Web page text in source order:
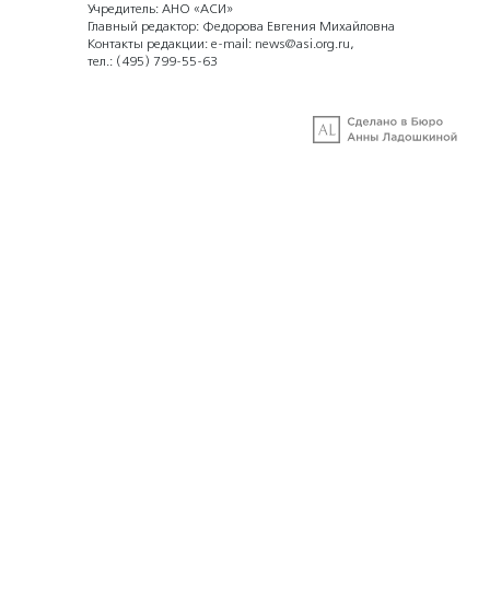
Учредитель: АНО «АСИ»
Главный редактор: Федорова Евгения Михайловна
Контакты редакции: e-mail: news@asi.org.ru,
тел.: (495) 799-55-63